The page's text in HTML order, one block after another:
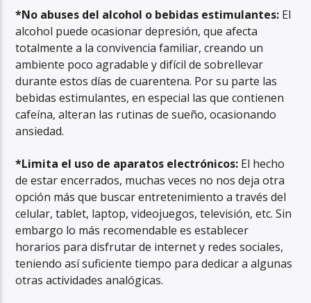
*No abuses del alcohol o bebidas estimulantes: El
alcohol puede ocasionar depresión, que afecta
totalmente a la convivencia familiar, creando un
ambiente poco agradable y difícil de sobrellevar
durante estos días de cuarentena. Por su parte las
bebidas estimulantes, en especial las que contienen
cafeína, alteran las rutinas de sueño, ocasionando
ansiedad.
*Limita el uso de aparatos electrónicos: El hecho
de estar encerrados, muchas veces no nos deja otra
opción más que buscar entretenimiento a través del
celular, tablet, laptop, videojuegos, televisión, etc. Sin
embargo lo más recomendable es establecer
horarios para disfrutar de internet y redes sociales,
teniendo así suficiente tiempo para dedicar a algunas
otras actividades analógicas.